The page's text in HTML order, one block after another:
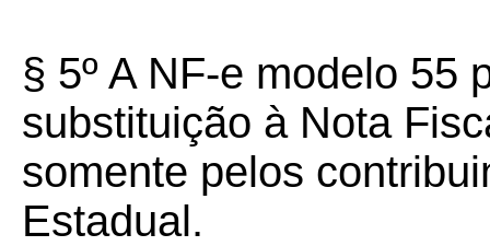
§ 5º A NF-e modelo 55
substituição à Nota
somente pelos
Estadual.